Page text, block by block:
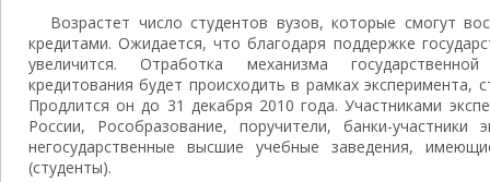
Возрастет число студентов вузов, которые смогут
кредитами. Ожидается, что благодаря поддержке
увеличится. Отработка механизма
кредитования будет происходить в рамках эксперимента,
Продлится он до 31 декабря 2010 года. Участниками
России, Рособразование, поручители, банки-участники
негосударственные высшие учебные заведения,
(студенты).